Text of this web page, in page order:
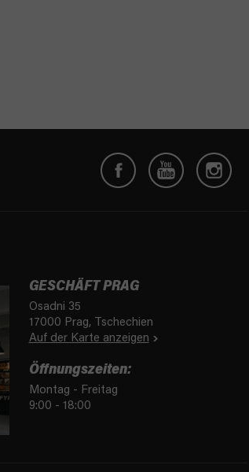
GESCHÄFT PRAG
Osadni 35
17000 Prag, Tschechien
Auf der Karte anzeigen
Öffnungszeiten:
Montag - Freitag
9:00 - 18:00